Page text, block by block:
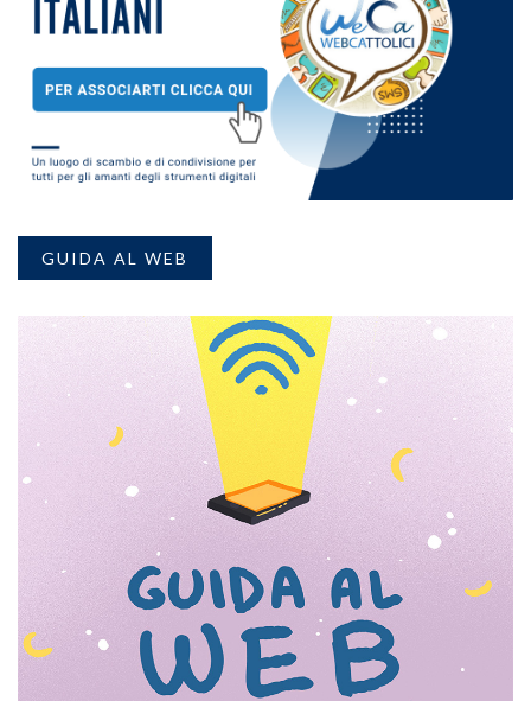
GUIDA AL WEB